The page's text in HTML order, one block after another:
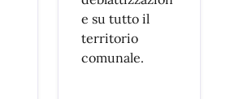
e su tutto il
territorio
comunale.